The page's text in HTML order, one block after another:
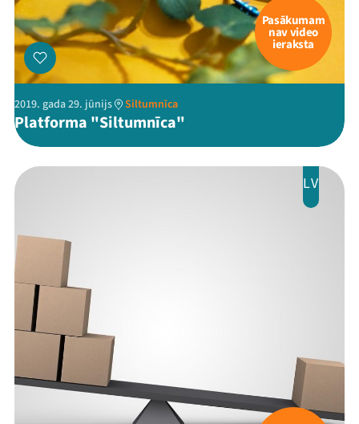
Pasākumam
nav video
ieraksta
2019. gada 29. jūnijs Siltumnīca
Platforma "Siltumnīca"
LV